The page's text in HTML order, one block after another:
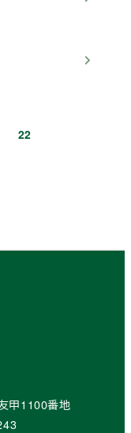
22
甲1100番地